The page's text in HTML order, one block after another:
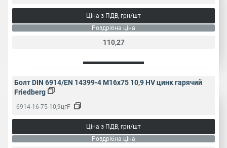
Ціна з ПДВ, грн/шт
Роздрібна ціна
110,27
Болт DIN 6914/EN 14399-4 M16x75 10,9 HV цинк гарячий
Friedberg
6914-16-75-10,9цгF
Ціна з ПДВ, грн/шт
Роздрібна ціна